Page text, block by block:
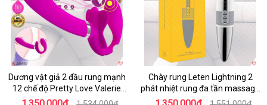
Dương vật giả 2 đầu rung mạnh
12 chế độ Pretty Love Valerie
mua ngay
Chày rung Leten Lightning 2
phát nhiệt rung đa tần massage
toàn thân kích thích